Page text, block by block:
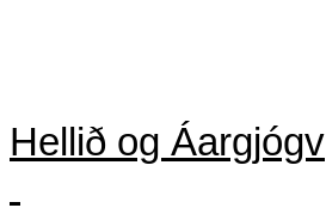
Hellið og Áargjógv